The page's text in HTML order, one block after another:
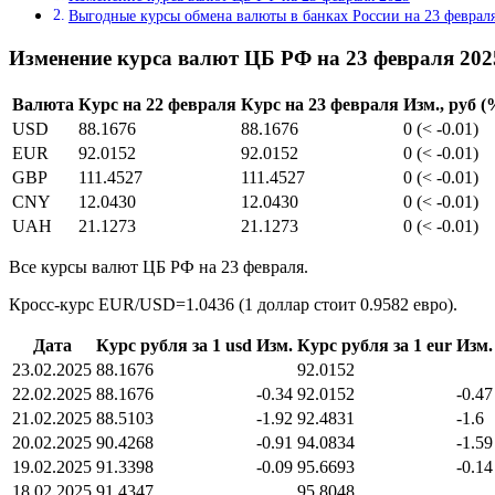
Выгодные курсы обмена валюты в банках России на 23
Изменение курса валют ЦБ РФ на 23 февраля
Валюта Курс на 22 февраля Курс на 23 февраля Изм., руб
USD
88.1676 88.1676
0 (< -0.01)
EUR
92.0152 92.0152
0 (< -0.01)
GBP
111.4527 111.4527
0 (< -0.01)
CNY
12.0430 12.0430
0 (< -0.01)
UAH
21.1273 21.1273 0 (< -0.01)
Все курсы валют ЦБ РФ на 23 февраля.
Кросс-курс EUR/USD=1.0436 (1 доллар стоит 0.9582 евро).
Дата Курс рубля за 1 usd Изм. Курс рубля за 1 eur Изм.
23.02.2025 88.1676
92.0152
22.02.2025 88.1676 -0.34 92.0152
-0.47
21.02.2025 88.5103 -1.92 92.4831
-1.6
20.02.2025 90.4268 -0.91 94.0834
-1.59
19.02.2025 91.3398 -0.09 95.6693
-0.14
18.02.2025 91.4347 95.8048